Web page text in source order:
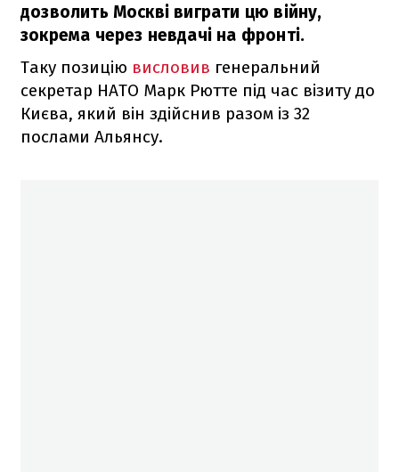
дозволить Москві виграти цю війну,
зокрема через невдачі на фронті.
Таку позицію висловив генеральний
секретар НАТО Марк Рютте під час візиту до
Києва, який він здійснив разом із 32
послами Альянсу.